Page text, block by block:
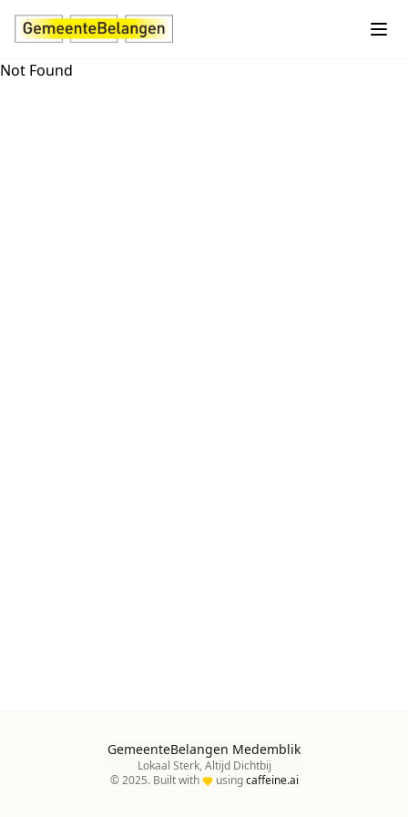
Not Found
GemeenteBelangen Medemblik
Lokaal Sterk, Altijd Dichtbij
© 2025. Built with
usingcaffeine.ai